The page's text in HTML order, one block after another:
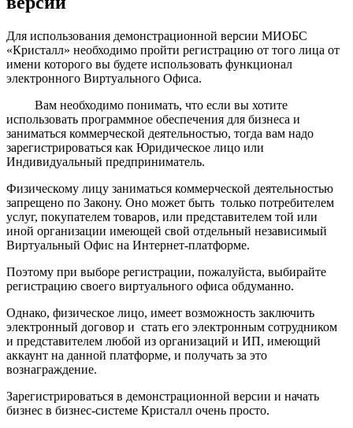
Для использования демонстрационной версии МИОБС
«Кристалл» необходимо пройти регистрацию от того лица от
имени которого вы будете использовать функционал
электронного Виртуального Офиса.
Вам необходимо понимать, что если вы хотите
использовать программное обеспечения для бизнеса и
заниматься коммерческой деятельностью, тогда вам надо
зарегистрироваться как Юридическое лицо или
Индивидуальный предприниматель.
Физическому лицу заниматься коммерческой деятельностью
запрещено по Закону. Оно может быть только потребителем
услуг, покупателем товаров, или представителем той или
иной организации имеющей свой отдельный независимый
Виртуальный Офис на Интернет-платформе.
Поэтому при выборе регистрации, пожалуйста, выбирайте
регистрацию своего виртуального офиса обдуманно.
Однако, физическое лицо, имеет возможность заключить
электронный договор и стать его электронным сотрудником
и представителем любой из организаций и ИП, имеющий
аккаунт на данной платформе, и получать за это
вознаграждение.
Зарегистрироваться в демонстрационной версии и начать
бизнес в бизнес-системе Кристалл очень просто.